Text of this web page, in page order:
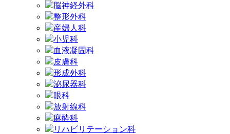
脳神経外科
整形外科
産婦人科
小児科
血液凝固科
皮膚科
形成外科
泌尿器科
眼科
放射線科
麻酔科
リハビリテーション科